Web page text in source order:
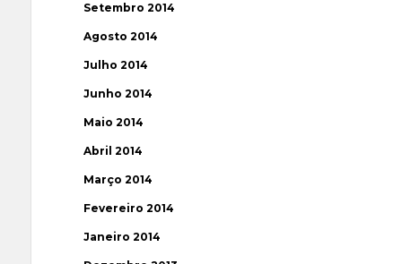
Setembro 2014
Agosto 2014
Julho 2014
Junho 2014
Maio 2014
Abril 2014
Março 2014
Fevereiro 2014
Janeiro 2014